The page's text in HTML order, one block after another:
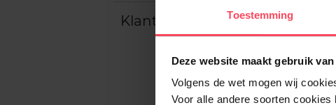
Toestemming
Deze website maakt gebruik
Volgens de wet mogen wij
Voor alle andere soorten
Klantereview